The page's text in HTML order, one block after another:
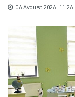
06 Avqust 2026, 11:26